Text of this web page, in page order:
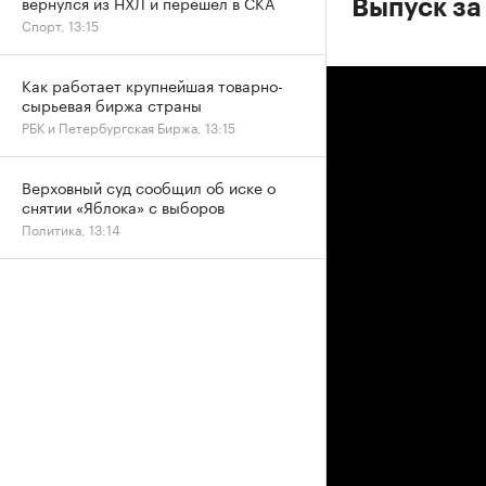
Выпуск
Спорт, 13:15
Как работает крупнейшая товарно-
сырьевая биржа страны
РБК и Петербургская Биржа, 13:15
Верховный суд сообщил об иске о
снятии «Яблока» с выборов
Политика, 13:14